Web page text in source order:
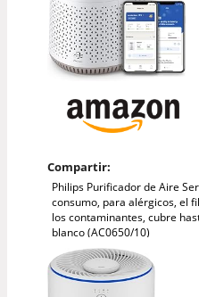
Compartir:
Philips Purificador de Aire
consumo, para alérgicos, el
los contaminantes, cubre
blanco (AC0650/10)